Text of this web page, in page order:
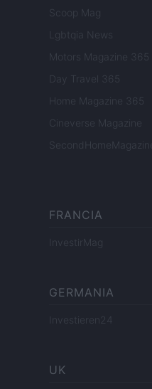
Scoop Mag
Lgbtqia News
Motors Magazine 365
Day Travel 365
Home Magazine 365
Cineverse Magazine
SecondHomeMagazine
FRANCIA
InvestirMag
GERMANIA
Investieren24
UK